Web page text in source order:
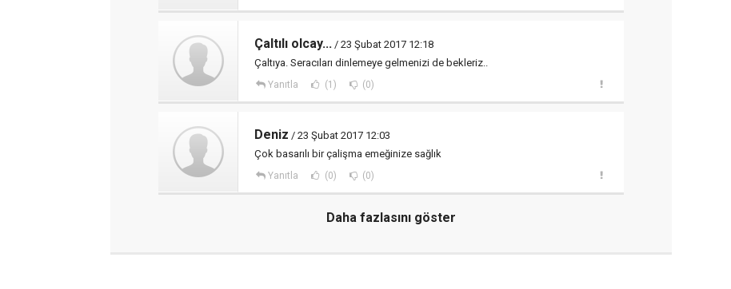
Çaltılı olcay... / 23 Şubat 2017 12:18
Çaltıya. Seracıları dinlemeye gelmenizi de bekleriz..
Yanıtla (1) (0)
Deniz / 23 Şubat 2017 12:03
Çok basarılı bir çalişma emeğinize sağlık
Yanıtla (0) (0)
Daha fazlasını göster